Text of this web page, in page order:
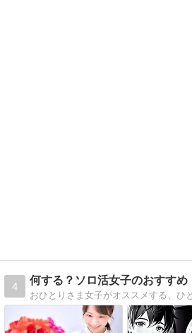
4
何する？ソロ活女子のおすすめ